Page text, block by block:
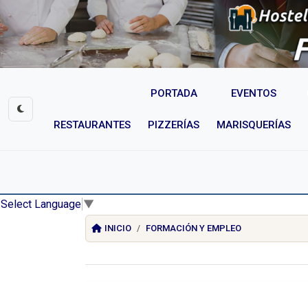
PORTADA EVENTOS
RESTAURANTES PIZZERÍAS MARISQUERÍAS
Select Language ▼
INICIO FORMACIÓN Y EMPLEO